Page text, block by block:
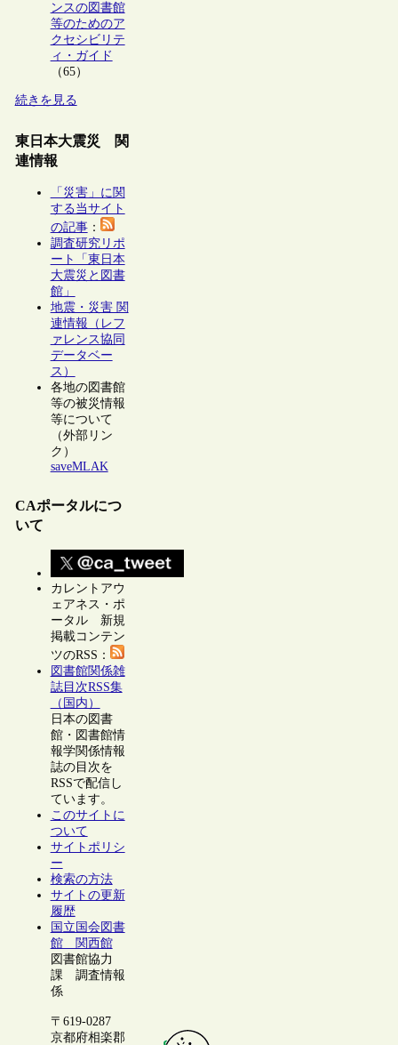
ンスの図書館
等のためのア
クセシビリテ
ィ・ガイド
（65）
続きを見る
東日本大震災 関
連情報
「災害」に関
する当サイト
の記事：
調査研究リポ
ート「東日本
大震災と図書
館」
地震・災害 関
連情報（レフ
ァレンス協同
データベー
ス）
各地の図書館
等の被災情報
等について
（外部リン
ク）
saveMLAK
CAポータルにつ
いて
カレントアウ
ェアネス・ポ
ータル 新規
掲載コンテン
ツのRSS：
図書館関係雑
誌目次RSS集
（国内）
日本の図書
館・図書館情
報学関係情報
誌の目次を
RSSで配信し
ています。
このサイトに
ついて
サイトポリシ
ー
検索の方法
サイトの更新
履歴
国立国会図書
館 関西館
図書館協力
課 調査情報
係
〒619-0287
京都府相楽郡